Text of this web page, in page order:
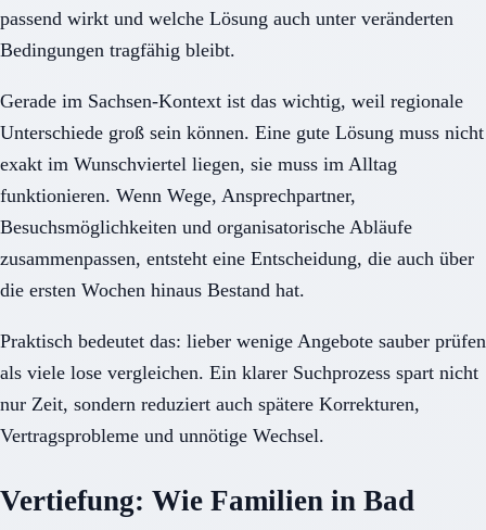
passend wirkt und welche Lösung auch unter veränderten
Bedingungen tragfähig bleibt.
Gerade im Sachsen-Kontext ist das wichtig, weil regionale
Unterschiede groß sein können. Eine gute Lösung muss nicht
exakt im Wunschviertel liegen, sie muss im Alltag
funktionieren. Wenn Wege, Ansprechpartner,
Besuchsmöglichkeiten und organisatorische Abläufe
zusammenpassen, entsteht eine Entscheidung, die auch über
die ersten Wochen hinaus Bestand hat.
Praktisch bedeutet das: lieber wenige Angebote sauber prüfen
als viele lose vergleichen. Ein klarer Suchprozess spart nicht
nur Zeit, sondern reduziert auch spätere Korrekturen,
Vertragsprobleme und unnötige Wechsel.
Vertiefung: Wie Familien in Bad